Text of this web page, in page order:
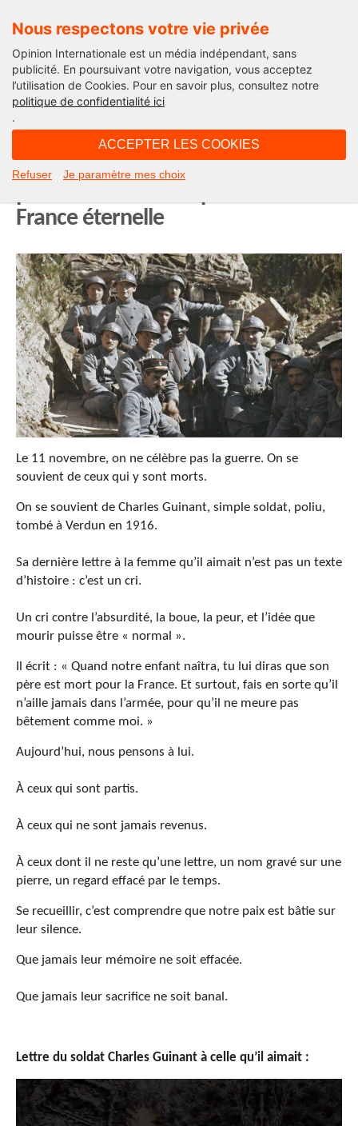
Nous respectons votre vie privée
Opinion Internationale est un média indépendant, sans
publicité. En poursuivant votre navigation, vous acceptez
l’utilisation de Cookies. Pour en savoir plus, consultez notre
politique de confidentialité ici
.
ACCEPTER LES COOKIES
Refuser Je paramètre mes choix
Edito
11 novembre : « Je ne reviendrai
France éternelle
Le 11 novembre, on ne célèbre pas la guerre. On se
souvient de ceux qui y sont morts.
On se souvient de Charles Guinant, simple soldat, poliu,
tombé à Verdun en 1916.
Sa dernière lettre à la femme qu’il aimait n’est pas un texte
d’histoire : c’est un cri.
Un cri contre l’absurdité, la boue, la peur, et l’idée que
mourir puisse être « normal ».
Il écrit : « Quand notre enfant naîtra, tu lui diras que son
père est mort pour la France. Et surtout, fais en sorte qu’il
n’aille jamais dans l’armée, pour qu’il ne meure pas
bêtement comme moi. »
Aujourd’hui, nous pensons à lui.
À ceux qui sont partis.
À ceux qui ne sont jamais revenus.
À ceux dont il ne reste qu’une lettre, un nom gravé sur une
pierre, un regard effacé par le temps.
Se recueillir, c’est comprendre que notre paix est bâtie sur
leur silence.
Que jamais leur mémoire ne soit effacée.
Que jamais leur sacrifice ne soit banal.
Lettre du soldat Charles Guinant à celle qu’il aimait :
Lecteur
vidéo